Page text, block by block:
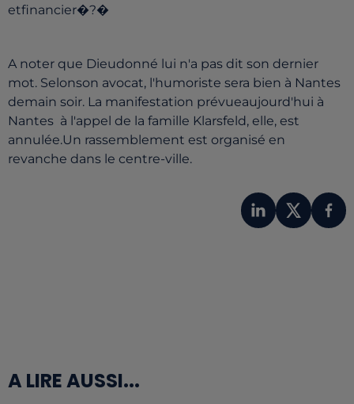
etfinancier�?�
A noter que Dieudonné lui n'a pas dit son dernier
mot. Selonson avocat, l'humoriste sera bien à Nantes
demain soir. La manifestation prévueaujourd'hui à
Nantes à l'appel de la famille Klarsfeld, elle, est
annulée.Un rassemblement est organisé en
revanche dans le centre-ville.
A LIRE AUSSI...